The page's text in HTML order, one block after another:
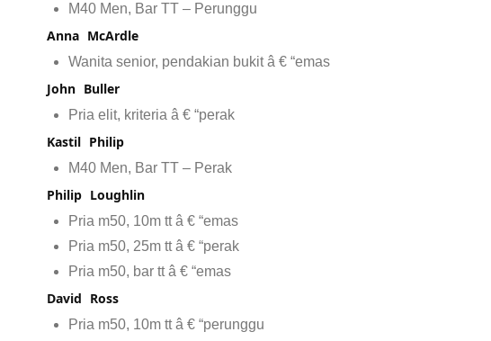
M40 Men, Bar TT – Perunggu
Anna McArdle
Wanita senior, pendakian bukit â € “emas
John Buller
Pria elit, kriteria â € “perak
Kastil Philip
M40 Men, Bar TT – Perak
Philip Loughlin
Pria m50, 10m tt â € “emas
Pria m50, 25m tt â € “perak
Pria m50, bar tt â € “emas
David Ross
Pria m50, 10m tt â € “perunggu